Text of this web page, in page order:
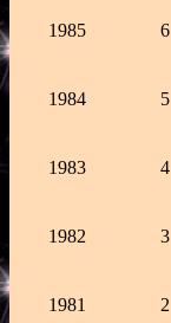
1985 6
1984 5
1983 4
1982 3
1981 2